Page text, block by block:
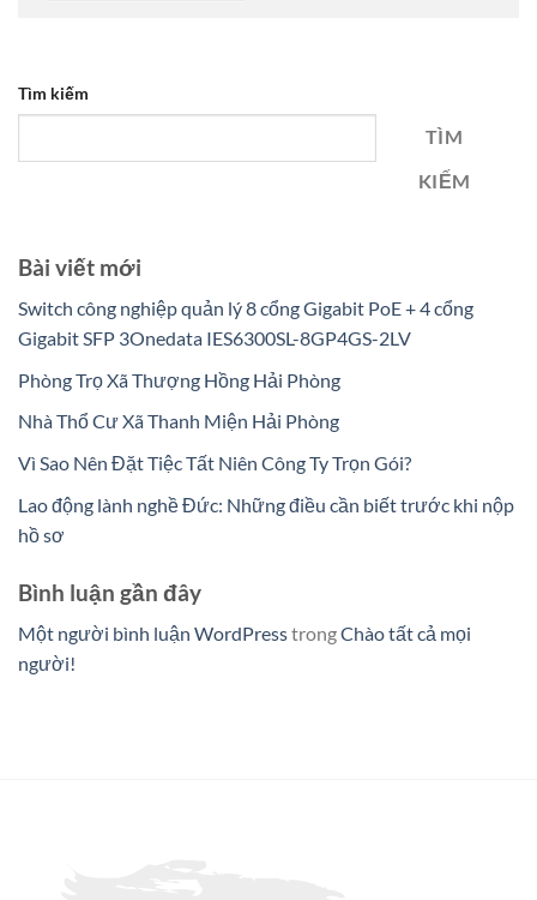
Tìm kiếm
TÌM
KIẾM
Bài viết mới
Switch công nghiệp quản lý 8 cổng Gigabit PoE + 4 cổng
Gigabit SFP 3Onedata IES6300SL-8GP4GS-2LV
Phòng Trọ Xã Thượng Hồng Hải Phòng
Nhà Thổ Cư Xã Thanh Miện Hải Phòng
Vì Sao Nên Đặt Tiệc Tất Niên Công Ty Trọn Gói?
Lao động lành nghề Đức: Những điều cần biết trước khi nộp
hồ sơ
Bình luận gần đây
Một người bình luận WordPresstrongChào tất cả mọi
người!